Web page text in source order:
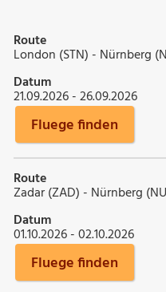
Route
London (STN) - Nürnberg
Datum
21.09.2026 - 26.09.2026
Fluege finden
Route
Zadar (ZAD) - Nürnberg
Datum
01.10.2026 - 02.10.2026
Fluege finden